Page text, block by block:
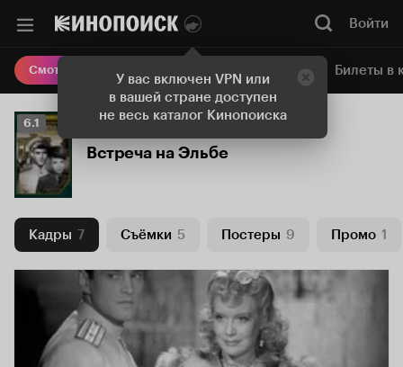
У вас включен VPN или
в вашей стране доступен
не весь каталог Кинопоиска
Войти
Смотреть кино Онлайн-кинотеатр Билеты в
Рейтинг
Кинопоиска
6.1
6.1
Встреча на Эльбе
Кадры 7 Съёмки 5 Постеры 9 Промо 1